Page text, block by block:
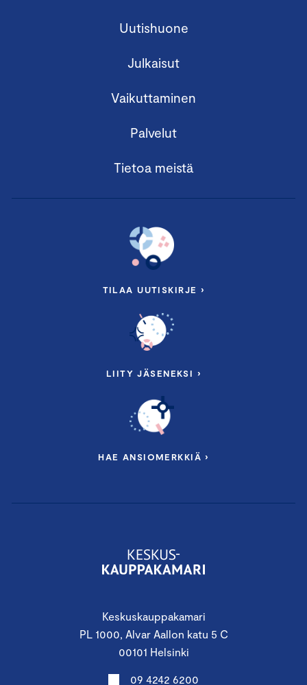
Keskuskauppakamari
PL 1000, Alvar Aallon katu 5 C
00101 Helsinki
09 4242 6200
Uutishuone
Julkaisut
Vaikuttaminen
Palvelut
Tietoa meistä
TILAA UUTISKIRJE ›
LIITY JÄSENEKSI ›
HAE ANSIOMERKKIÄ ›